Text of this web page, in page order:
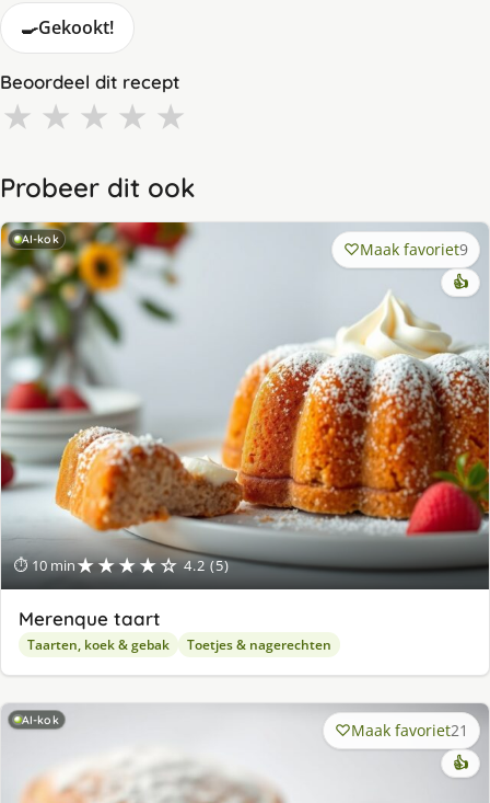
🍳Gekookt!
Beoordeel dit recept
★ ★ ★ ★ ★
Probeer dit ook
AI-kok
⏱ 10 min★★★★☆ 4.2 (5)
Maak favoriet9
👍
Merenque taart
Taarten, koek & gebak Toetjes & nagerechten
AI-kok Maak favoriet21
👍